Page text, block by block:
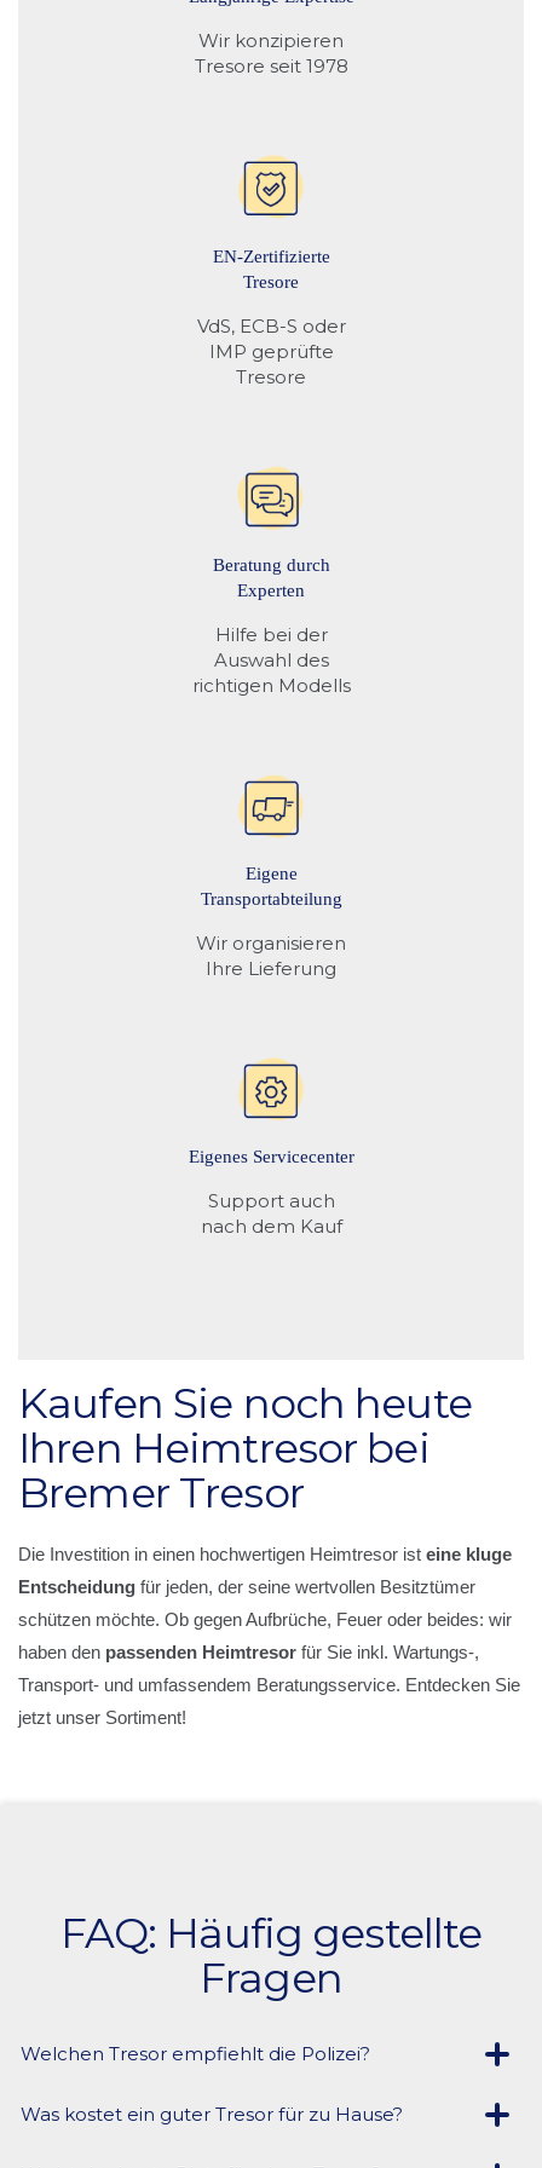
Wir konzipieren
Tresore seit 1978
EN-Zertifizierte
Tresore
VdS, ECB-S oder
IMP geprüfte
Tresore
Beratung durch
Experten
Hilfe bei der
Auswahl des
richtigen Modells
Eigene
Transportabteilung
Wir organisieren
Ihre Lieferung
Eigenes Servicecenter
Support auch
nach dem Kauf
Kaufen Sie noch heute
Ihren Heimtresor bei
Bremer Tresor
Die Investition in einen hochwertigen Heimtresor ist eine kluge
Entscheidung für jeden, der seine wertvollen Besitztümer
schützen möchte. Ob gegen Aufbrüche, Feuer oder beides: wir
haben den passenden Heimtresor für Sie inkl. Wartungs-,
Transport- und umfassendem Beratungsservice. Entdecken Sie
jetzt unser Sortiment!
FAQ: Häufig gestellte
Fragen
Welchen Tresor empfiehlt die Polizei?
Die Polizei rät zur Nutzung von Tresoren, die den
Was kostet ein guter Tresor für zu Hause?